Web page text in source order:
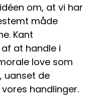
om, at vi har
måde
Kant
at handle i
love som
uanset de
handlinger.